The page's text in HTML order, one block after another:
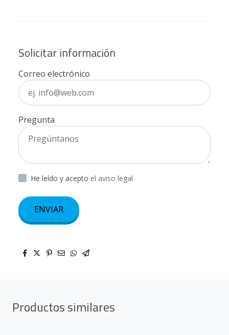
Solicitar información
Correo electrónico
Pregunta
He leído y acepto el aviso legal
ENVIAR
Productos similares